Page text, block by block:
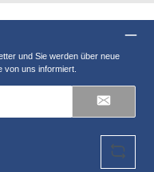
und Sie werden über neue
von uns informiert.